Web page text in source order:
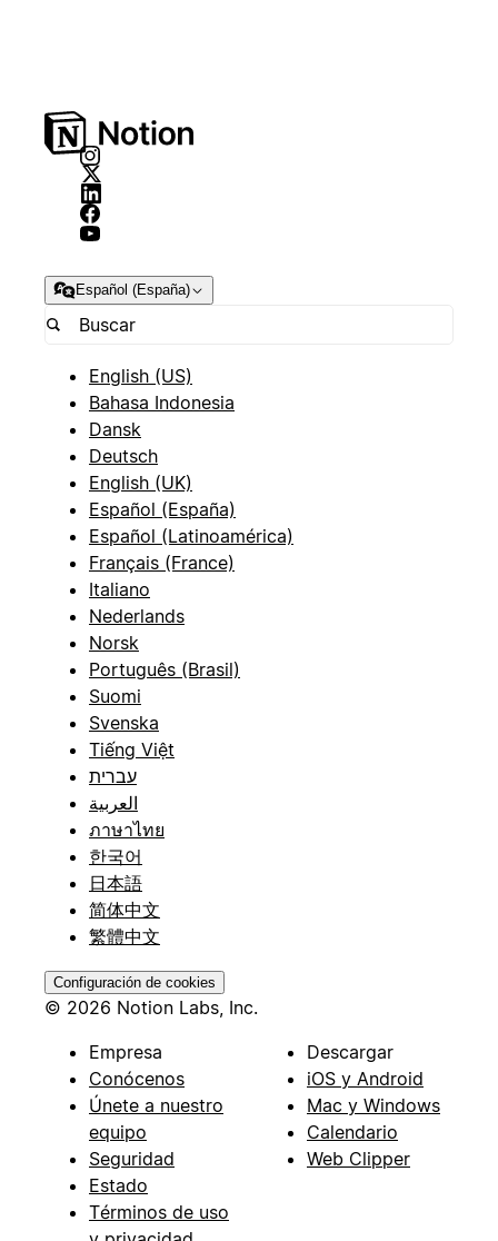
Español (España)
English (US)
Bahasa Indonesia
Dansk
Deutsch
English (UK)
Español (España)
Español (Latinoamérica)
Français (France)
Italiano
Nederlands
Norsk
Português (Brasil)
Suomi
Svenska
Tiếng Việt
עברית
العربية
ภาษาไทย
한국어
日本語
简体中文
繁體中文
Configuración de cookies
© 2026 Notion Labs, Inc.
Empresa
Conócenos
Únete a nuestro
equipo
Seguridad
Estado
Términos de uso
Descargar
iOS y Android
Mac y Windows
Calendario
Web Clipper